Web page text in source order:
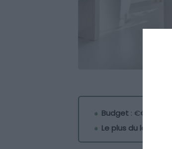
Budget : €€
Le plus du logement